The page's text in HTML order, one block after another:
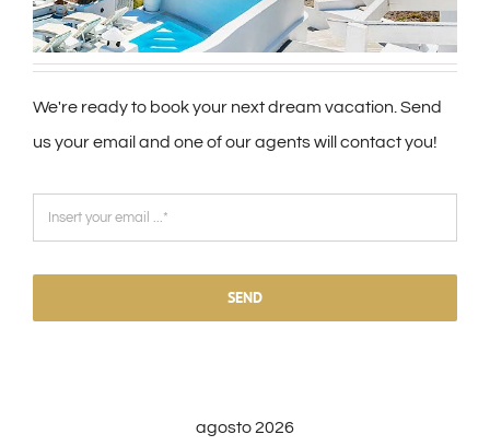
We're ready to book your next dream vacation. Send
us your email and one of our agents will contact you!
SEND
agosto 2026